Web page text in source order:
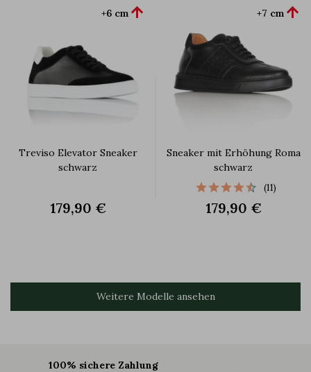
Treviso Elevator Sneaker
schwarz
+6 cm 
179,90 €
Sneaker mit Erhöhung Roma
schwarz
+7 cm 
(11)
179,90 €
Weitere Modelle ansehen
100% sichere Zahlung